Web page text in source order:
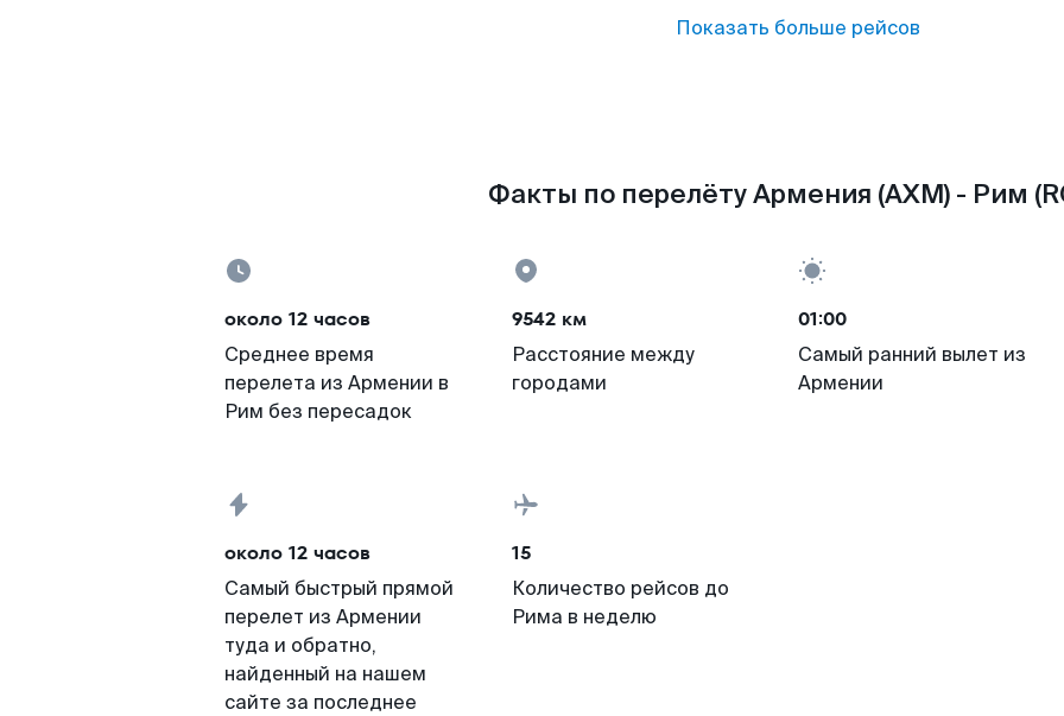
Показать больше рейсов
Факты по перелёту Армения (AXM) - Рим
около 12 часов
Среднее время
перелета из Армении в
Рим без пересадок
9542 км
Расстояние между
городами
01:00
Самый ранний вылет из
Армении
около 12 часов
Самый быстрый прямой
перелет из Армении
туда и обратно,
найденный на нашем
сайте за последнее
15
Количество рейсов до
Рима в неделю